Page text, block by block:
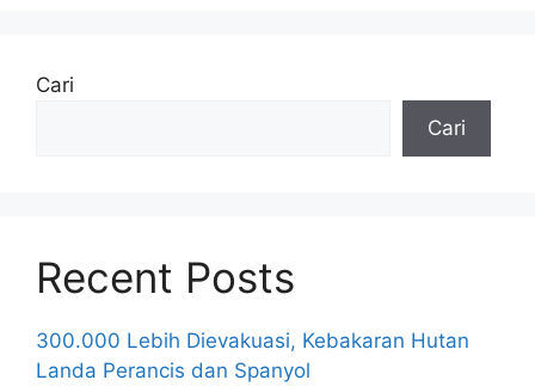
Cari
Cari
Recent Posts
300.000 Lebih Dievakuasi, Kebakaran Hutan
Landa Perancis dan Spanyol